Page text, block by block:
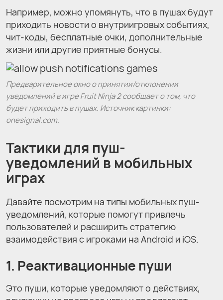
Например, можно упомянуть, что в пушах будут
приходить новости о внутриигровых событиях,
чит-коды, бесплатные очки, дополнительные
жизни или другие приятные бонусы.
Предварительное окно о принятии/отклонении
уведомлений в игре Fruit Ninja 2 сообщает о том, что
будет приходить в пушах. Источник картинки:
onesignal.com.
Тактики для пуш-
уведомлений в мобильных
играх
Давайте посмотрим на типы мобильных пуш-
уведомлений, которые помогут привлечь
пользователей и расширить стратегию
взаимодействия с игроками на Android и iOS.
1. Реактивационные пуши
Это пуши, которые уведомляют о действиях,